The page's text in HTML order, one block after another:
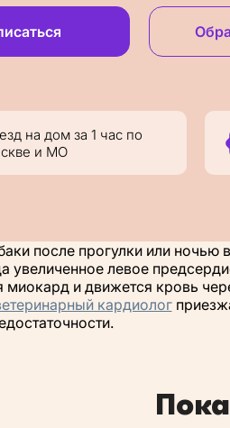
на дом за 1 час по
и МО
после прогулки или ночью
увеличенное левое
миокард и движется кровь
кардиолог